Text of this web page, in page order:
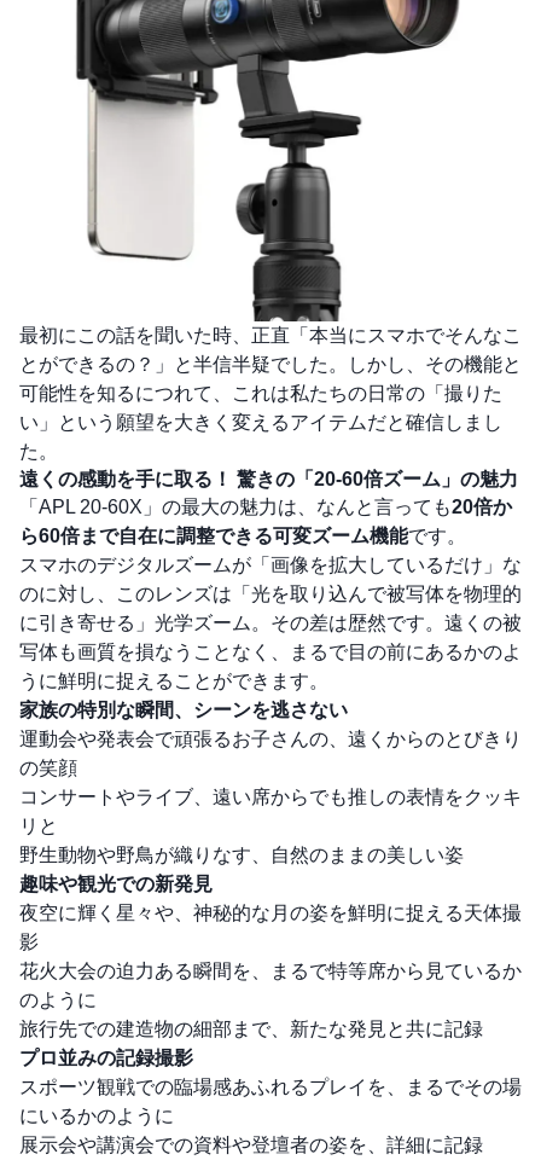
最初にこの話を聞いた時、正直「本当にスマホでそんなこ
とができるの？」と半信半疑でした。しかし、その機能と
可能性を知るにつれて、これは私たちの日常の「撮りた
い」という願望を大きく変えるアイテムだと確信しまし
た。
遠くの感動を手に取る！ 驚きの「20-60倍ズーム」の魅力
「APL 20-60X」の最大の魅力は、なんと言っても20倍か
ら60倍まで自在に調整できる可変ズーム機能です。
スマホのデジタルズームが「画像を拡大しているだけ」な
のに対し、このレンズは「光を取り込んで被写体を物理的
に引き寄せる」光学ズーム。その差は歴然です。遠くの被
写体も画質を損なうことなく、まるで目の前にあるかのよ
うに鮮明に捉えることができます。
家族の特別な瞬間、シーンを逃さない
運動会や発表会で頑張るお子さんの、遠くからのとびきり
の笑顔
コンサートやライブ、遠い席からでも推しの表情をクッキ
リと
野生動物や野鳥が織りなす、自然のままの美しい姿
趣味や観光での新発見
夜空に輝く星々や、神秘的な月の姿を鮮明に捉える天体撮
影
花火大会の迫力ある瞬間を、まるで特等席から見ているか
のように
旅行先での建造物の細部まで、新たな発見と共に記録
プロ並みの記録撮影
スポーツ観戦での臨場感あふれるプレイを、まるでその場
にいるかのように
展示会や講演会での資料や登壇者の姿を、詳細に記録